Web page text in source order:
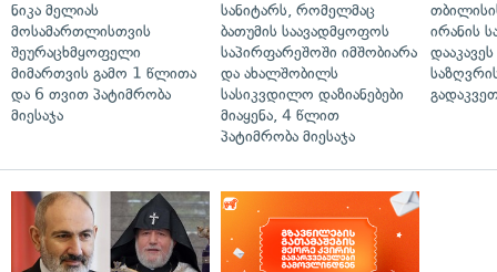
ნიკა მელიას
მოსამართლისთვის
შეურაცხმყოფელი
მიმართვის გამო 1 წლითა
და 6 თვით პატიმრობა
მიესაჯა
სანიტარს, რომელმაც
ბათუმის საავადმყოფოს
საპირფარეშოში იმშობიარა
და ახალშობილს
სასიკვდილო დაზიანებები
მიაყენა, 4 წლით
პატიმრობა მიესაჯა
ირანის